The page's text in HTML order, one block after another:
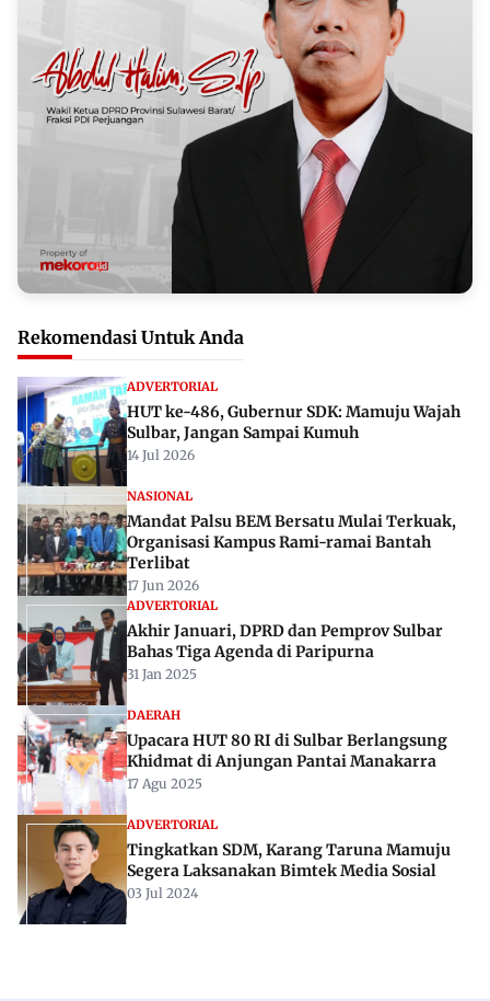
Rekomendasi Untuk Anda
ADVERTORIAL
HUT ke-486, Gubernur SDK: Mamuju Wajah
Sulbar, Jangan Sampai Kumuh
14 Jul 2026
NASIONAL
Mandat Palsu BEM Bersatu Mulai Terkuak,
Organisasi Kampus Rami-ramai Bantah
Terlibat
17 Jun 2026
ADVERTORIAL
Akhir Januari, DPRD dan Pemprov Sulbar
Bahas Tiga Agenda di Paripurna
31 Jan 2025
DAERAH
Upacara HUT 80 RI di Sulbar Berlangsung
Khidmat di Anjungan Pantai Manakarra
17 Agu 2025
ADVERTORIAL
Tingkatkan SDM, Karang Taruna Mamuju
Segera Laksanakan Bimtek Media Sosial
03 Jul 2024